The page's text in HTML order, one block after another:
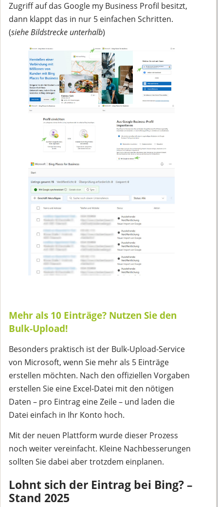
Zugriff auf das Google my Business Profil besitzt,
dann klappt das in nur 5 einfachen Schritten.
(siehe Bildstrecke unterhalb)
Mehr als 10 Einträge? Nutzen Sie den
Bulk-Upload!
Besonders praktisch ist der Bulk-Upload-Service
von Microsoft, wenn Sie mehr als 5 Einträge
erstellen möchten. Nach den offiziellen Vorgaben
erstellen Sie eine Excel-Datei mit den nötigen
Daten – pro Eintrag eine Zeile – und laden die
Datei einfach in Ihr Konto hoch.
Mit der neuen Plattform wurde dieser Prozess
noch weiter vereinfacht. Kleine Nachbesserungen
sollten Sie dabei aber trotzdem einplanen.
Lohnt sich der Eintrag bei Bing? –
Stand 2025